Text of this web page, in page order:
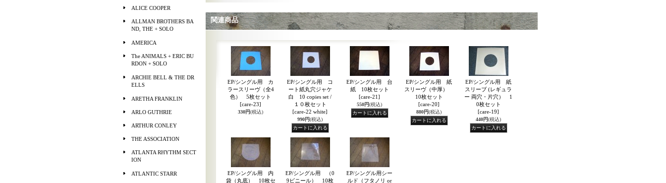
ALICE COOPER
ALLMAN BROTHERS BA
ND, THE + SOLO
AMERICA
The ANIMALS + ERIC BU
RDON + SOLO
ARCHIE BELL & THE DR
ELLS
ARETHA FRANKLIN
ARLO GUTHRIE
ARTHUR CONLEY
THE ASSOCIATION
ATLANTA RHYTHM SECT
ION
ATLANTIC STARR
関連商品
EP/シングル用 カ
ラースリーヴ（全4
色） 5枚セット
[care-23]
330円(税込)
EP/シングル用 コ
ート紙丸穴ジャケ
白 10 copies set /
１０枚セット
[care-22 white]
990円(税込)
EP/シングル用 台
紙 10枚セット
[care-21]
550円(税込)
EP/シングル用 紙
スリーヴ（中厚）
10枚セット
[care-20]
880円(税込)
EP/シングル用 紙
スリーブ (レギュラ
ー 両穴・片穴） 1
0枚セット
[care-19]
440円(税込)
EP/シングル用 内
袋（丸底） 10枚セ
EP/シングル用 （0
9ビニール） 10枚
EP/シングル用シー
ルド（フタノリ or